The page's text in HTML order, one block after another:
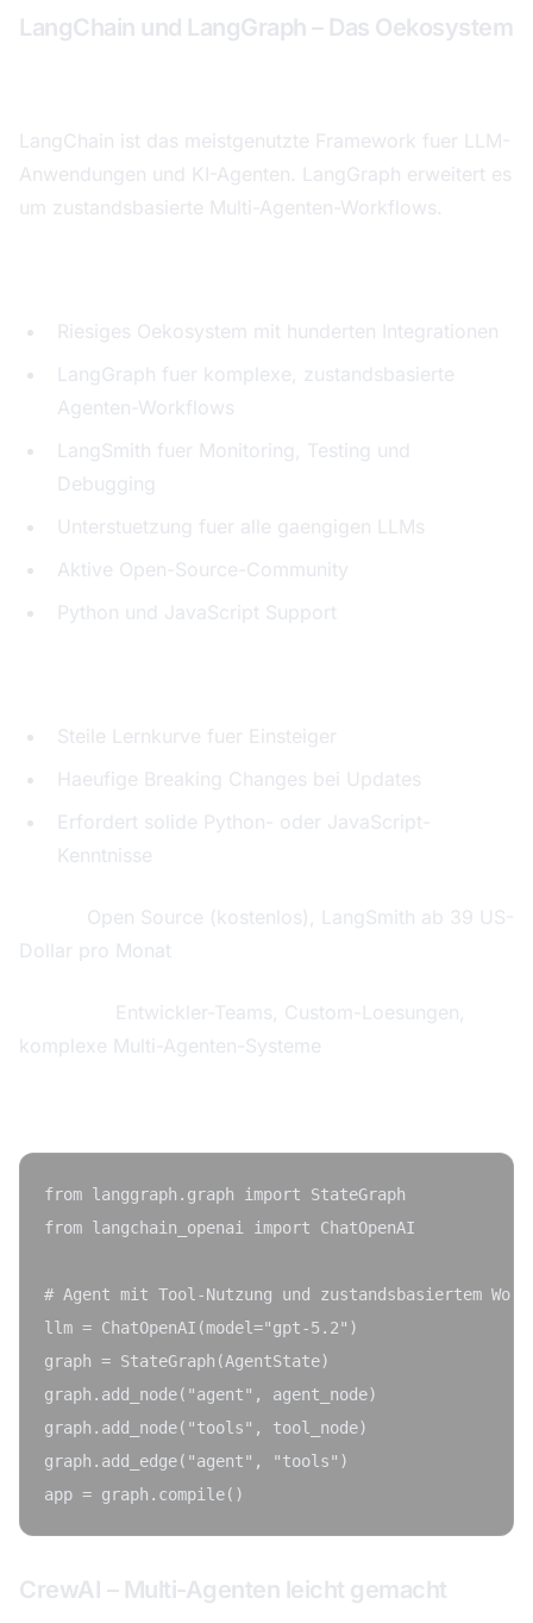
LangChain und LangGraph – Das Oekosystem
LangChain ist das meistgenutzte Framework fuer LLM-
Anwendungen und KI-Agenten. LangGraph erweitert es
um zustandsbasierte Multi-Agenten-Workflows.
Riesiges Oekosystem mit hunderten Integrationen
LangGraph fuer komplexe, zustandsbasierte
Agenten-Workflows
LangSmith fuer Monitoring, Testing und
Debugging
Unterstuetzung fuer alle gaengigen LLMs
Aktive Open-Source-Community
Python und JavaScript Support
Steile Lernkurve fuer Einsteiger
Haeufige Breaking Changes bei Updates
Erfordert solide Python- oder JavaScript-
Kenntnisse
Open Source (kostenlos), LangSmith ab 39 US-
Dollar pro Monat
Entwickler-Teams, Custom-Loesungen,
komplexe Multi-Agenten-Systeme
from langgraph.graph import StateGraph
from langchain_openai import ChatOpenAI
# Agent mit Tool-Nutzung und zustandsbasiertem
llm = ChatOpenAI(model="gpt-5.2")
graph = StateGraph(AgentState)
graph.add_node("agent", agent_node)
graph.add_node("tools", tool_node)
graph.add_edge("agent", "tools")
CrewAI – Multi-Agenten leicht gemacht